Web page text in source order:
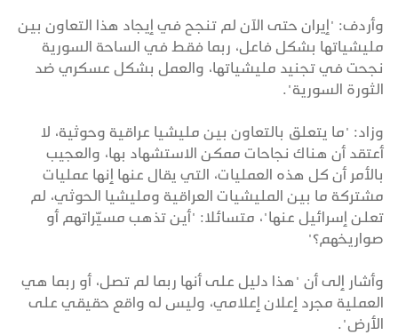
وأردف: "إيران حتى الآن لم تنجح في إيجاد هذا التعاون بين
مليشياتها بشكل فاعل، ربما فقط في الساحة السورية
نجحت في تجنيد مليشياتها، والعمل بشكل عسكري ضد
الثورة السورية".
وزاد: "ما يتعلق بالتعاون بين مليشيا عراقية وحوثية، لا
أعتقد أن هناك نجاحات ممكن الاستشهاد بها، والعجيب
بالأمر أن كل هذه العمليات، التي يقال عنها إنها عمليات
مشتركة ما بين المليشيات العراقية ومليشيا الحوثي، لم
تعلن إسرائيل عنها"، متسائلا: "أين تذهب مسيّراتهم أو
صواريخهم؟"
وأشار إلى أن "هذا دليل على أنها ربما لم تصل، أو ربما هي
العملية مجرد إعلان إعلامي، وليس له واقع حقيقي على
الأرض".